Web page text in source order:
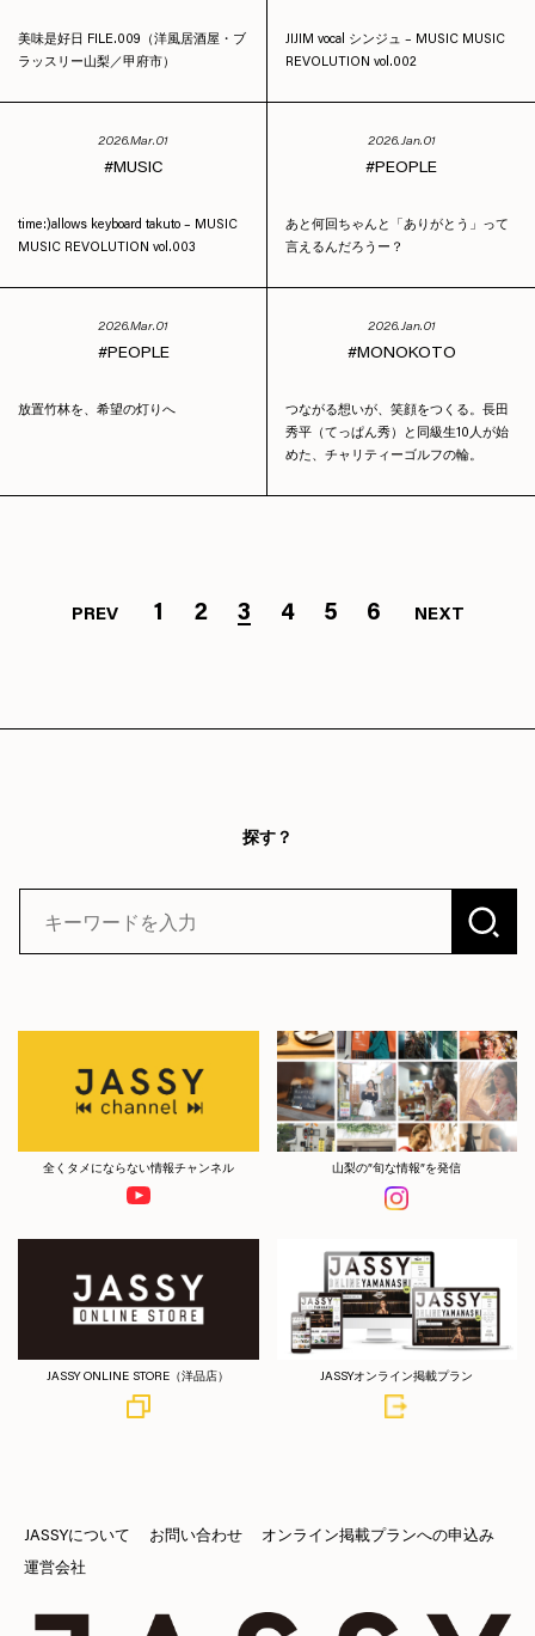
美味是好日 FILE.009（洋風居酒屋・ブ
ラッスリー山梨／甲府市）
JIJIM vocal シンジュ – MUSIC MUSIC
REVOLUTION vol.002
2026.Mar.01
MUSIC
time:)allows keyboard takuto – MUSIC
MUSIC REVOLUTION vol.003
2026.Jan.01
PEOPLE
あと何回ちゃんと「ありがとう」って
言えるんだろうー？
2026.Mar.01
PEOPLE
放置竹林を、希望の灯りへ
2026.Jan.01
MONOKOTO
つながる想いが、笑顔をつくる。長田
秀平（てっぱん秀）と同級生10人が始
めた、チャリティーゴルフの輪。
PREV 1 2 3 4 5 6 NEXT
探す？
全くタメにならない情報チャンネル 山梨の”旬な情報”を発信
JASSY ONLINE STORE（洋品店） JASSYオンライン掲載プラン
JASSYについて お問い合わせ
オンライン掲載プランへの申込み
運営会社